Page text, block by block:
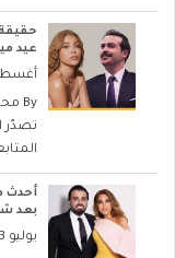
عيد
أغسطس
By
تصدّر
أحدث
بعد
يوليو 23, 2026